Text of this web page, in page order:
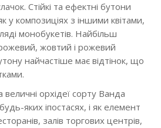
Стійкі та ефектні бутони
у композиціях з іншими квітами,
монобукетів. Найбільш
жовтий і рожевий
найчастіше має відтінок, що
величні орхідеї сорту Ванда
яких іпостасях, і як елемент
залів торгових центрів,